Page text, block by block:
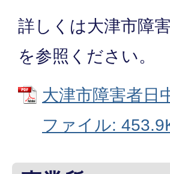
詳しくは大津市障
を参照ください。
大津市障害者日
ファイル: